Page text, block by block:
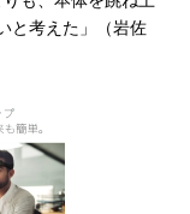
と考えた」（岩佐